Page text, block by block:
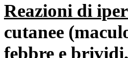
Reazioni di
cutanee
febbre e